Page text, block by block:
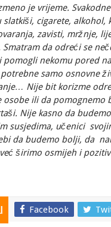
je vrijeme.
slatkiši, cigarete,
zavisti, mržnje,
Smatram da odreći se
pomogli nekomu pored
samo osnovne
Nije bit korizme
osobe ili da pomognemo
Nije kasno da
susjedima, učenici
da budemo bolji, da
širimo osmijeh i
Facebook